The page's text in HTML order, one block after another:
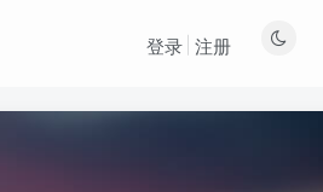
登录 注册